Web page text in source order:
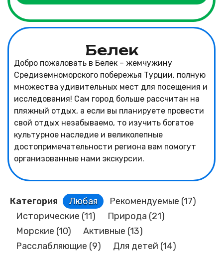
Белек
Добро пожаловать в Белек – жемчужину
Средиземноморского побережья Турции, полную
множества удивительных мест для посещения и
исследования! Сам город больше рассчитан на
пляжный отдых, а если вы планируете провести
свой отдых незабываемо, то изучить богатое
культурное наследие и великолепные
достопримечательности региона вам помогут
организованные нами экскурсии.
Категория Любая Рекомендуемые (17)
Исторические (11) Природа (21)
Морские (10) Активные (13)
Расслабляющие (9) Для детей (14)